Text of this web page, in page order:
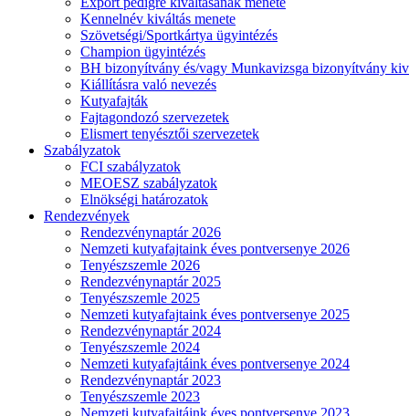
Kennelnév kiváltás menete
Szövetségi/Sportkártya ügyintézés
Champion ügyintézés
BH bizonyítvány és/vagy Munkavizsga bizonyítvány
Kiállításra való nevezés
Kutyafajták
Fajtagondozó szervezetek
Elismert tenyésztői szervezetek
Szabályzatok
FCI szabályzatok
MEOESZ szabályzatok
Elnökségi határozatok
Rendezvények
Rendezvénynaptár 2026
Nemzeti kutyafajtaink éves pontversenye 2026
Tenyészszemle 2026
Rendezvénynaptár 2025
Tenyészszemle 2025
Nemzeti kutyafajtaink éves pontversenye 2025
Rendezvénynaptár 2024
Tenyészszemle 2024
Nemzeti kutyafajtáink éves pontversenye 2024
Rendezvénynaptár 2023
Tenyészszemle 2023
Nemzeti kutyafajtáink éves pontversenye 2023